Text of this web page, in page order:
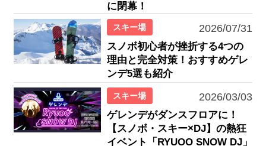
に閉幕！
スキー場 2026/07/31
スノボ初心者が挫折する4つの
理由と完全対策！おすすめゲレ
ンデ5選も紹介
スキー場 2026/03/03
ゲレンデがダンスフロアに！
【スノボ・スキー×DJ】の熱狂
イベント「RYUOO SNOW DJ」